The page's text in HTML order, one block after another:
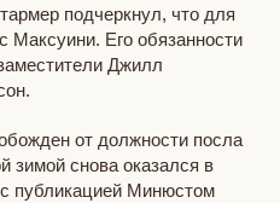
подчеркнул, что для
Максуини. Его обязанности
Джилл
от должности посла
зимой снова оказался в
публикацией Минюстом